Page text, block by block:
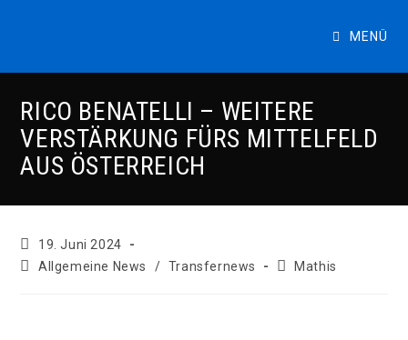
MENÜ
RICO BENATELLI – WEITERE
VERSTÄRKUNG FÜRS MITTELFELD
AUS ÖSTERREICH
Beitrag
veröffentlicht:
19. Juni 2024
Beitrags-
Allgemeine News / Transfernews
Beitrags-
Mathis